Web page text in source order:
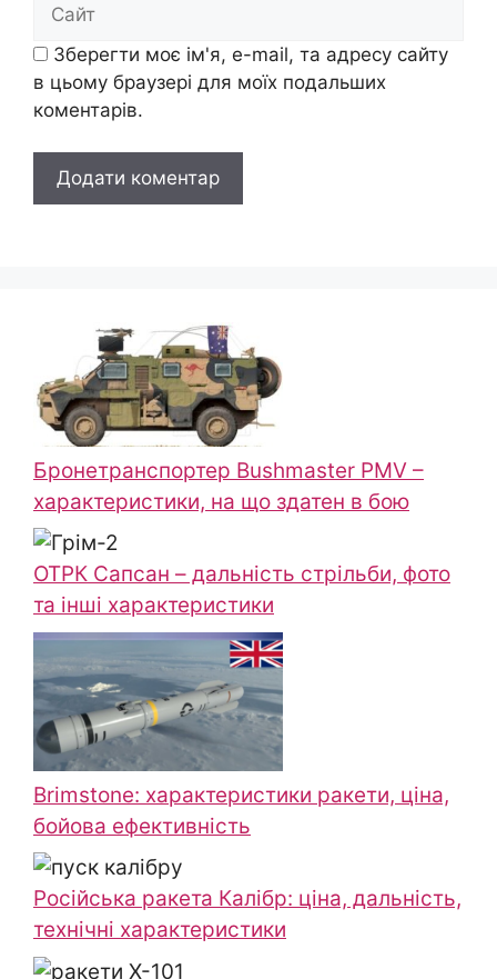
Зберегти моє ім'я, e-mail, та адресу сайту
в цьому браузері для моїх подальших
коментарів.
Бронетранспортер Bushmaster PMV –
характеристики, на що здатен в бою
ОТРК Сапсан – дальність стрільби, фото
та інші характеристики
Brimstone: характеристики ракети, ціна,
бойова ефективність
Російська ракета Калібр: ціна, дальність,
технічні характеристики